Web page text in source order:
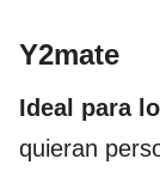
Y2mate
Ideal para
quieran